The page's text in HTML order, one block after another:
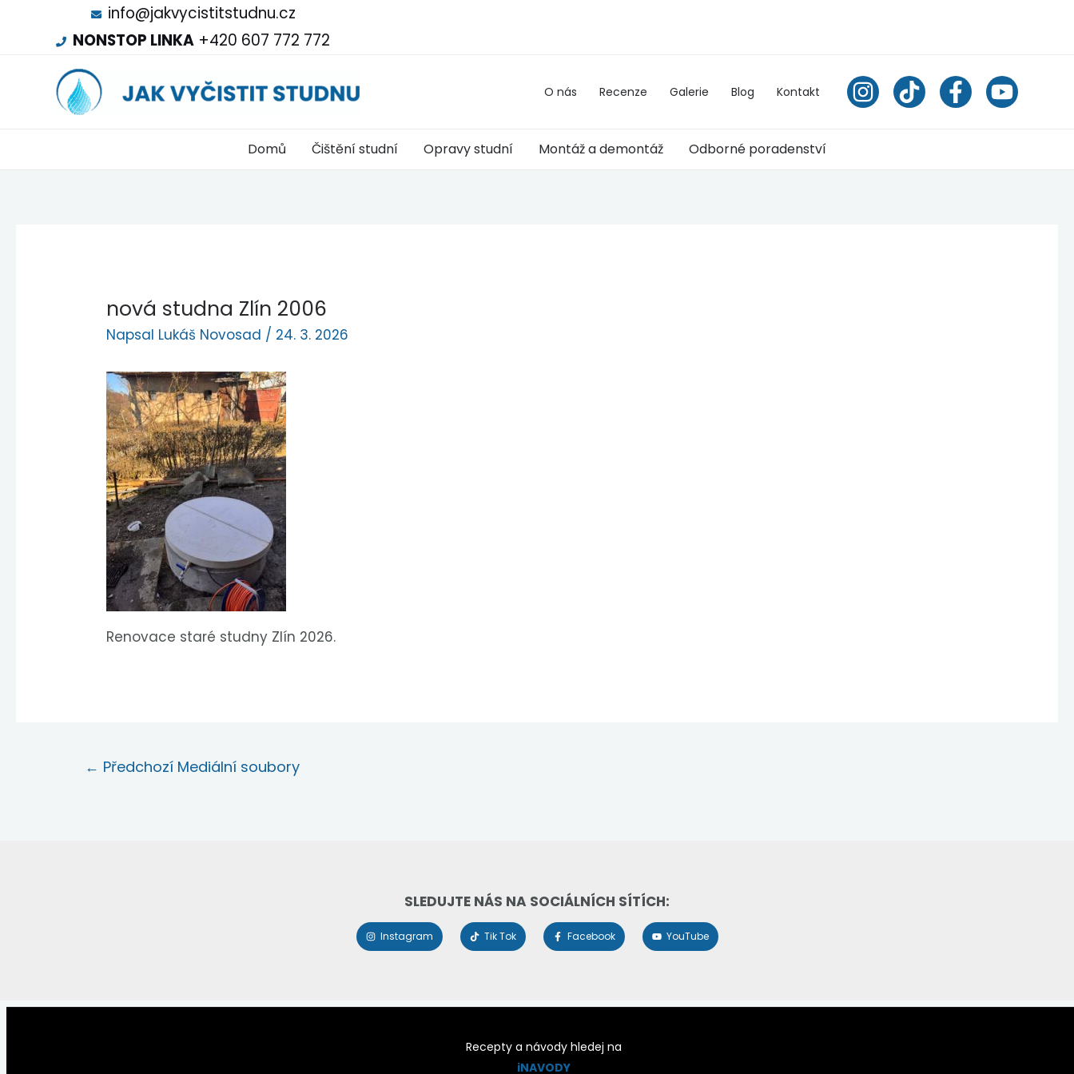
info@jakvycistitstudnu.cz
NONSTOP LINKA +420 607 772 772
O nás Recenze Galerie Blog Kontakt
Domů Čištění studní Opravy studní Montáž a demontáž Odborné poradenství
nová studna Zlín 2006
Napsal Lukáš Novosad / 24. 3. 2026
Renovace staré studny Zlín 2026.
← Předchozí Mediální soubory
SLEDUJTE NÁS NA SOCIÁLNÍCH SÍTÍCH:
Instagram Tik Tok Facebook YouTube
Recepty a návody hledej na
iNAVODY